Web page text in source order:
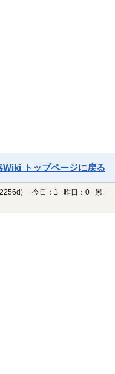
トップページに戻る
今日：1 昨日：0 累